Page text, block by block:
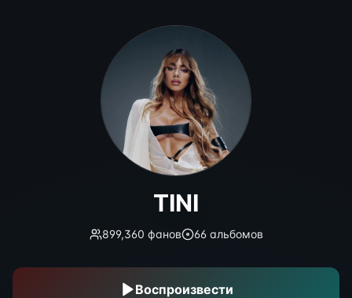
TINI
899,360 фанов 66альбомов
Воспроизвести